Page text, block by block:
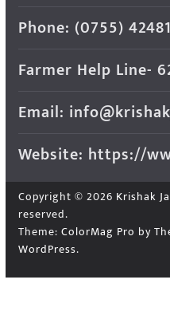
Phone: (0755)
Farmer Help Line-
Email:
Website: https://
Copyright © 2026 Krishak
reserved.
Theme: ColorMag Pro by
WordPress.